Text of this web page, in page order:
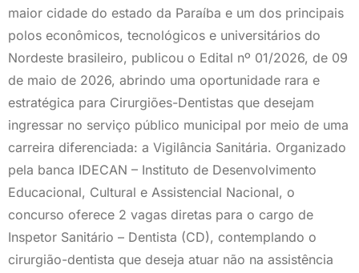
maior cidade do estado da Paraíba e um dos principais
polos econômicos, tecnológicos e universitários do
Nordeste brasileiro, publicou o Edital nº 01/2026, de 09
de maio de 2026, abrindo uma oportunidade rara e
estratégica para Cirurgiões-Dentistas que desejam
ingressar no serviço público municipal por meio de uma
carreira diferenciada: a Vigilância Sanitária. Organizado
pela banca IDECAN – Instituto de Desenvolvimento
Educacional, Cultural e Assistencial Nacional, o
concurso oferece 2 vagas diretas para o cargo de
Inspetor Sanitário – Dentista (CD), contemplando o
cirurgião-dentista que deseja atuar não na assistência